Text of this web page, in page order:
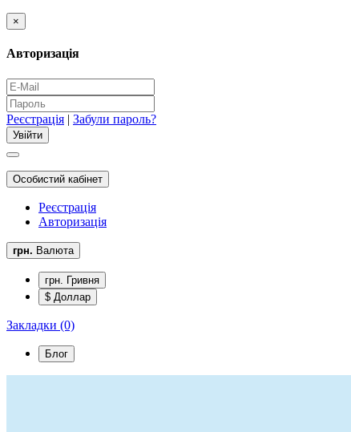
×
Авторизація
Реєстрація | Забули пароль?
Особистий кабінет
Реєстрація
Авторизація
грн. Валюта
грн. Гривня
$ Доллар
Закладки (0)
Блог